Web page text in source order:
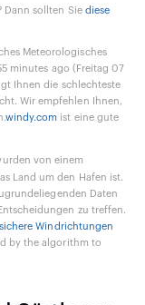
Dann sollten Sie diese
Meteorologisches
minutes ago (Freitag 07
Ihnen die schlechteste
Wir empfehlen Ihnen,
windy.com ist eine gute
von einem
Land um den Hafen ist.
Daten
zu treffen.
sichere Windrichtungen
by the algorithm to